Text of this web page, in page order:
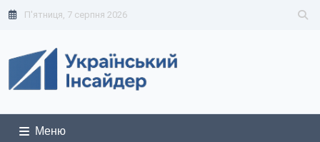
П'ятниця, 7 серпня 2026
Меню